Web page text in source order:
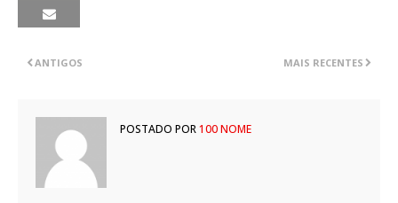
MAIS RECENTES
ANTIGOS
POSTADO POR100 NOME